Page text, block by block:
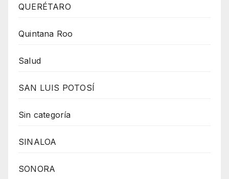
QUERÉTARO
Quintana Roo
Salud
SAN LUIS POTOSÍ
Sin categoría
SINALOA
SONORA